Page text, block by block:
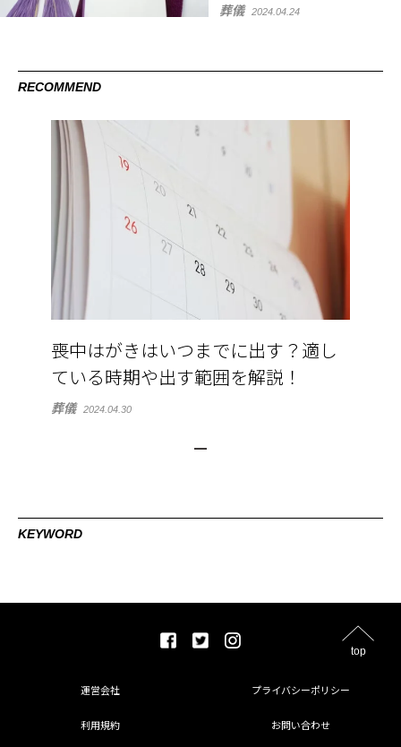
葬儀 2024.04.24
RECOMMEND
喪中はがきはいつまでに出す？適し
ている時期や出す範囲を解説！
葬儀 2024.04.30
KEYWORD
top
運営会社 プライバシーポリシー
利用規約 お問い合わせ